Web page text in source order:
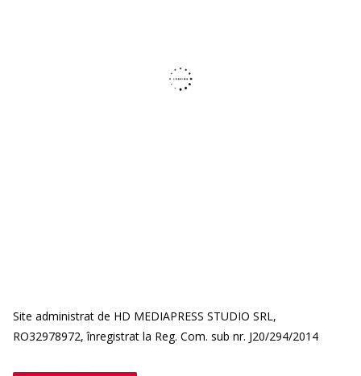
Site administrat de HD MEDIAPRESS STUDIO SRL,
RO32978972, înregistrat la Reg. Com. sub nr. J20/294/2014